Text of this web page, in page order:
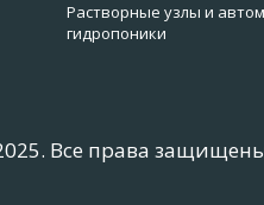
Растворные узлы и
гидропоники
Все права